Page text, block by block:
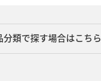
分類で探す場合はこちら